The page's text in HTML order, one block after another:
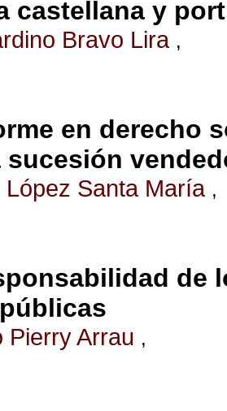
castellana y
Bravo Lira ,
en derecho
sucesión
López Santa María ,
de
Pierry Arrau ,